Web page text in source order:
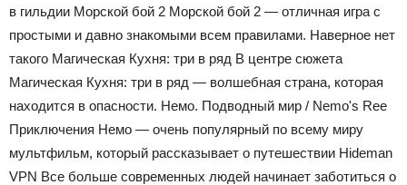
в гильдии Морской бой 2 Морской бой 2 — отличная игра с
простыми и давно знакомыми всем правилами. Наверное нет
такого Магическая Кухня: три в ряд В центре сюжета
Магическая Кухня: три в ряд — волшебная страна, которая
находится в опасности. Немо. Подводный мир / Nemo's Ree
Приключения Немо — очень популярный по всему миру
мультфильм, который рассказывает о путешествии Hideman
VPN Все больше современных людей начинает заботиться о